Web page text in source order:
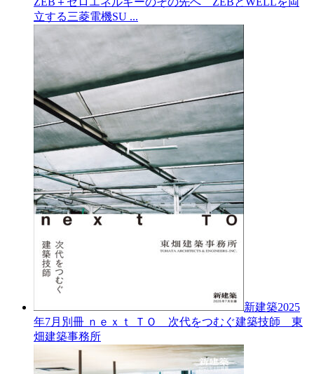
立する三菱電機SU ...
新建築2025
年7月別冊 ｎｅｘｔ ＴＯ 次代をつむぐ建築技師 東
畑建築事務所